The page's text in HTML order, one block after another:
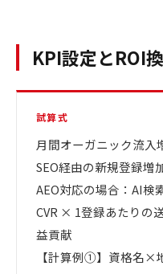
KPI設定とROI
試算式
月間オーガニック流入
SEO経由の新規登録増
AEO対応の場合：AI
CVR × 1登録あたりの
益貢献
【計算例①】資格名×